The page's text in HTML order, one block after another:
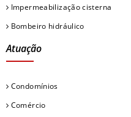
Impermeabilização cisterna
Bombeiro hidráulico
Atuação
Condomínios
Comércio